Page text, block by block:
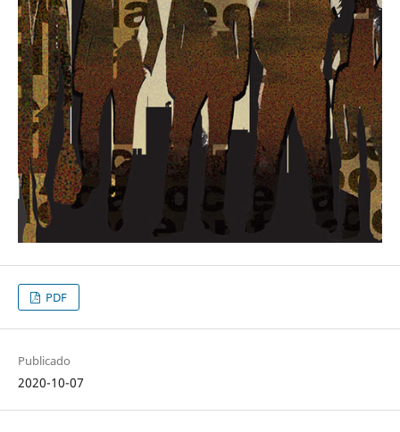
PDF
Publicado
2020-10-07